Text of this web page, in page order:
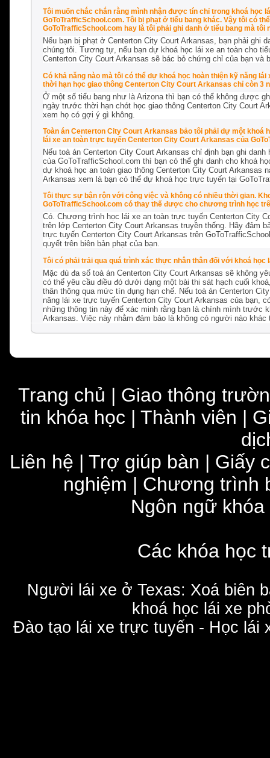
Tôi muốn chắc chắn rằng mình nhận được tín chỉ trong khoá
GoToTrafficSchool.com. Tôi bị phạt ở tiểu bang khác. Vậy tôi có
GoToTrafficSchool.com hay là tôi phải ghi danh ở tiểu bang mà tôi
Nếu bạn bị phạt ở Centerton City Court Arkansas, bạn phải ghi
chúng tôi. Tương tự, nếu bạn dự khoá học lái xe an toàn cho
Centerton City Court Arkansas sẽ bác bỏ chứng chỉ của bạn
Có khả năng nào mà tôi có thể dự khoá học hoàn thiện kỹ năng
thời hạn học giao thông Centerton City Court Arkansas chỉ còn 3
Ở một số tiểu bang như là Arizona thì bạn có thể không được
ngày trước thời hạn chót học giao thông Centerton City Court
xem họ có gợi ý gì không.
Toàn án Centerton City Court Arkansas bảo tôi phải dự một khoá
lái xe an toàn trực tuyến Centerton City Court Arkansas của
Nếu toà án Centerton City Court Arkansas chỉ định bạn ghi
của GoToTrafficSchool.com thì bạn có thể ghi danh cho khoá
dự khoá học an toàn giao thông Centerton City Court Arkansas
Arkansas xem là bạn có thể dự khoá học trực tuyến tại
Tôi thực sự bận rộn với công việc và không có nhiều thời gian.
GoToTrafficSchool.com có thay thế được cho chương trình học
Có. Chương trình học lái xe an toàn trực tuyến Centerton City
trên lớp Centerton City Court Arkansas truyền thống. Hãy đảm
trực tuyến Centerton City Court Arkansas trên
quyết trên biên bản phạt của bạn.
Tôi có phải trải qua quá trình xác thực nhân thân đối với khoá
Mặc dù đa số toà án Centerton City Court Arkansas sẽ không
có thể yêu cầu điều đó dưới dạng một bài thi sát hạch cuối
thân thông qua mức tín dụng hạn chế. Nếu toà án Centerton
năng lái xe trực tuyến Centerton City Court Arkansas của bạn,
những thông tin này để xác minh rằng bạn là chính mình trước
Arkansas. Việc này nhằm đảm bảo là không có người nào
Trang chủ | Giao thông
tin khóa học | Thành viên |
Liên hệ | Trợ giúp bàn | Giấy
nghiệm | Chương trình
Ngôn ngữ khóa
Các khóa học
Người lái xe ở Texas: Xoá biên
khoá học lái xe
Đào tạo lái xe trực tuyến - Học